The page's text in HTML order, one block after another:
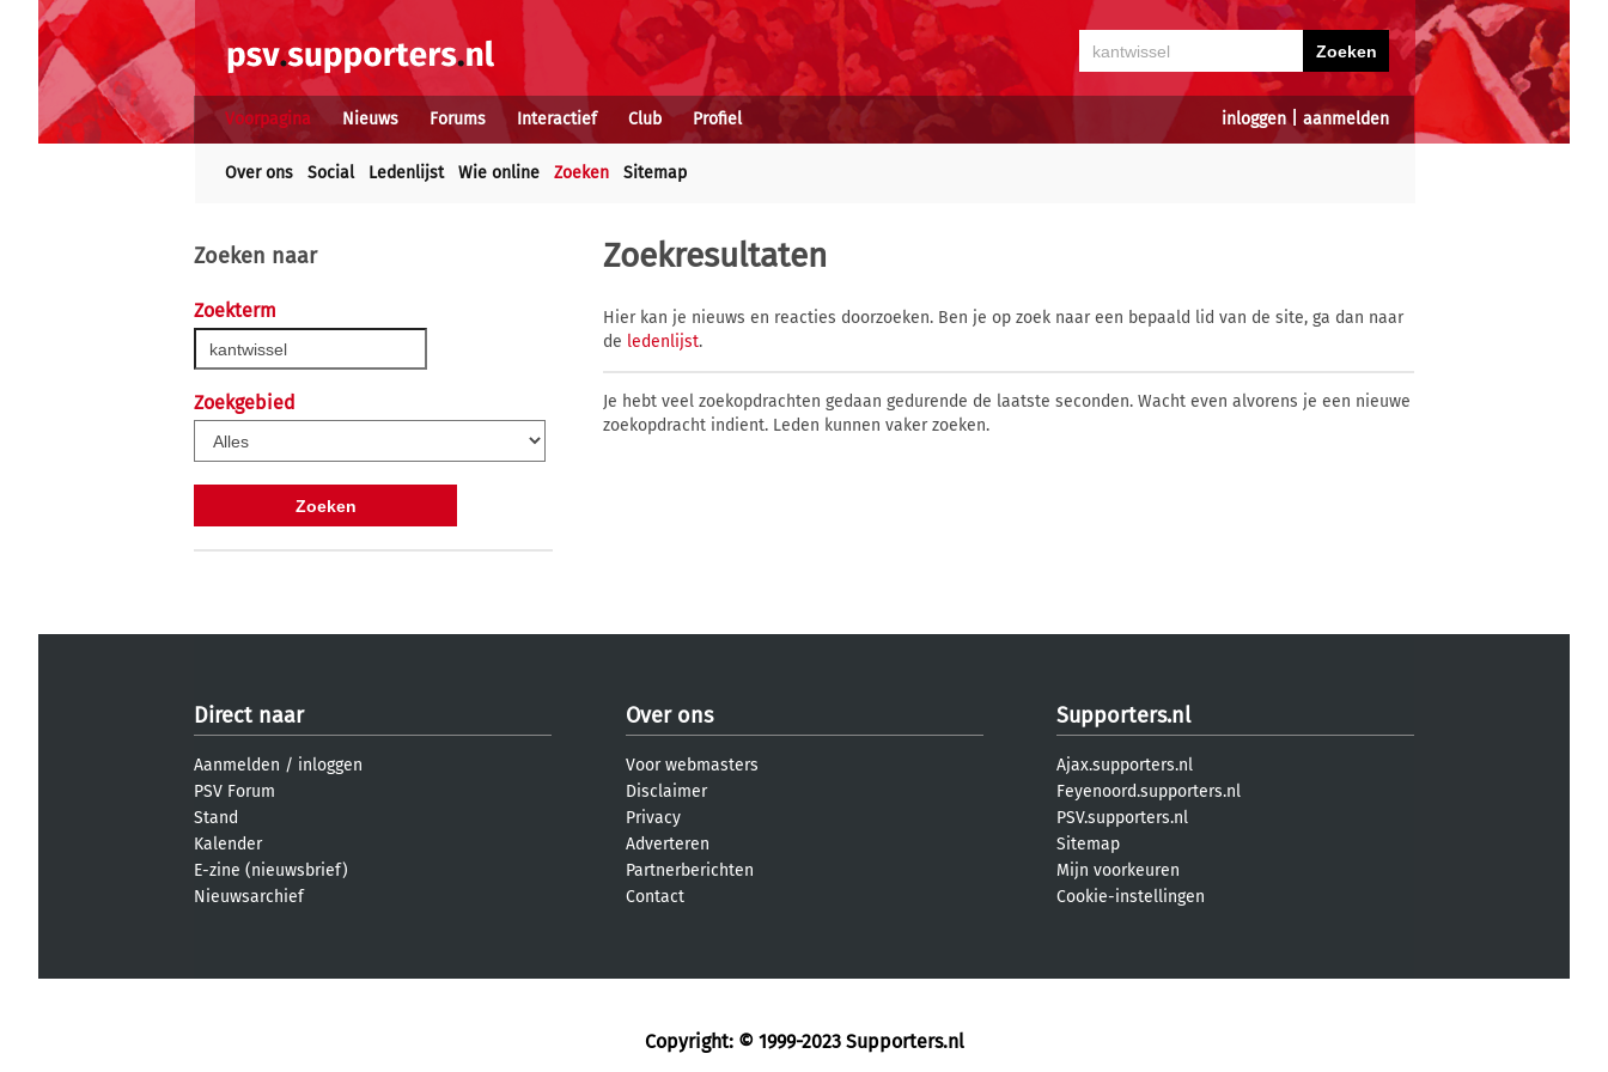
inloggen| aanmelden
Voorpagina Nieuws Forums Interactief Club Profiel
Over ons Social Ledenlijst Wie online Zoeken Sitemap
Zoeken naar
Zoekterm
Zoekgebied
Zoekresultaten
Hier kan je nieuws en reacties doorzoeken. Ben je op zoek naar een bepaald lid van de site, ga dan naar
de ledenlijst.
Je hebt veel zoekopdrachten gedaan gedurende de laatste seconden. Wacht even alvorens je een nieuwe
zoekopdracht indient. Leden kunnen vaker zoeken.
Direct naar
Aanmelden / inloggen
PSV Forum
Stand
Kalender
E-zine (nieuwsbrief)
Nieuwsarchief
Over ons
Voor webmasters
Disclaimer
Privacy
Adverteren
Partnerberichten
Contact
Supporters.nl
Ajax.supporters.nl
Feyenoord.supporters.nl
PSV.supporters.nl
Sitemap
Mijn voorkeuren
Cookie-instellingen
Copyright: © 1999-2023 Supporters.nl